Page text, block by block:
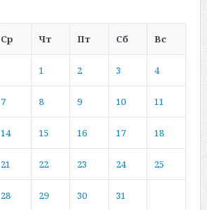
Ср Чт Пт Сб Вс
1 2 3 4
7 8 9 10 11
14 15 16 17 18
21 22 23 24 25
28 29 30 31